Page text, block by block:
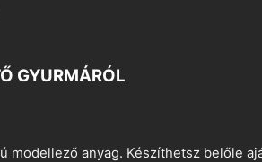
GYURMÁRÓL
anyag. Készíthetsz belőle